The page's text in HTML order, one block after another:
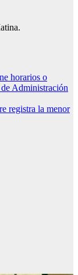
horarios o
Administración
registra la menor